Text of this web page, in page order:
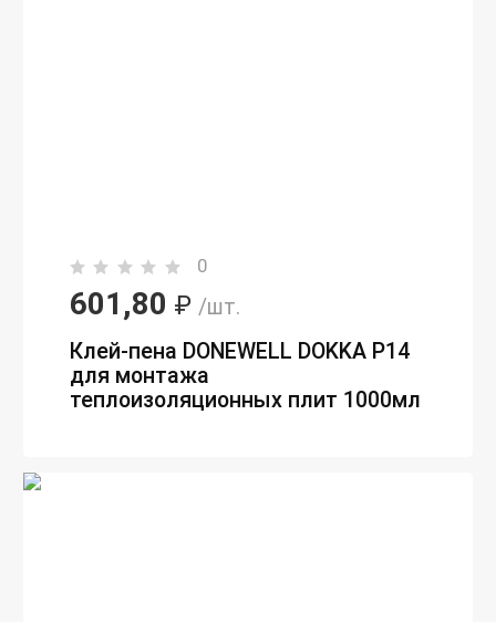
0
601,80 ₽ /шт.
Клей-пена DONEWELL DOKKA P14
для монтажа
теплоизоляционных плит 1000мл